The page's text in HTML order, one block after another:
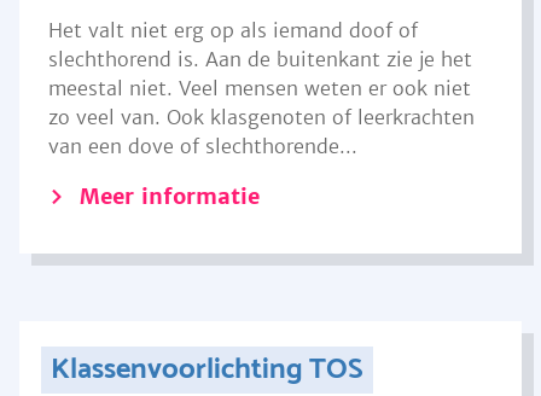
Het valt niet erg op als iemand doof of
slechthorend is. Aan de buitenkant zie je het
meestal niet. Veel mensen weten er ook niet
zo veel van. Ook klasgenoten of leerkrachten
van een dove of slechthorende...
Meer informatie
Klassenvoorlichting TOS